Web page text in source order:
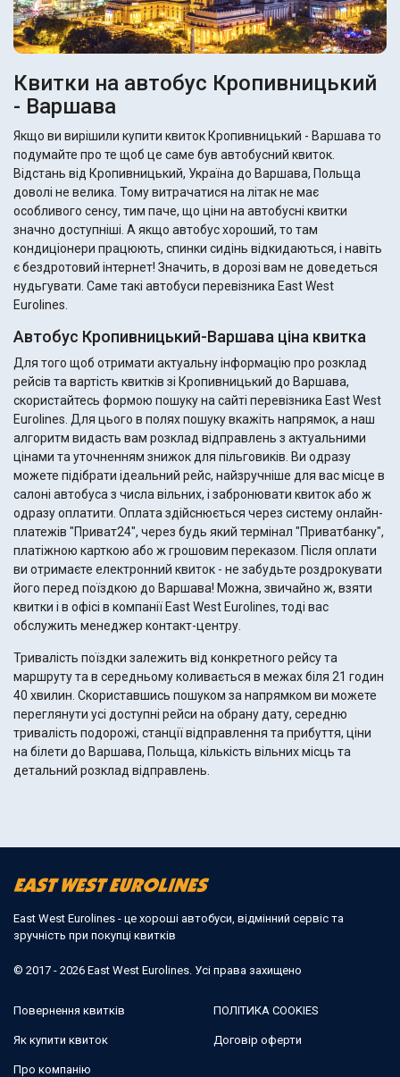
Квитки на автобус Кропивницький
- Варшава
Якщо ви вирішили купити квиток Кропивницький - Варшава то
подумайте про те щоб це саме був автобусний квиток.
Відстань від Кропивницький, Україна до Варшава, Польща
доволі не велика. Тому витрачатися на літак не має
особливого сенсу, тим паче, що ціни на автобусні квитки
значно доступніші. А якщо автобус хороший, то там
кондиціонери працюють, спинки сидінь відкидаються, і навіть
є бездротовий інтернет! Значить, в дорозі вам не доведеться
нудьгувати. Саме такі автобуси перевізника East West
Eurolines.
Автобус Кропивницький-Варшава ціна квитка
Для того щоб отримати актуальну інформацію про розклад
рейсів та вартість квитків зі Кропивницький до Варшава,
скористайтесь формою пошуку на сайті перевізника East West
Eurolines. Для цього в полях пошуку вкажіть напрямок, а наш
алгоритм видасть вам розклад відправлень з актуальними
цінами та уточненням знижок для пільговиків. Ви одразу
можете підібрати ідеальний рейс, найзручніше для вас місце в
салоні автобуса з числа вільних, і забронювати квиток або ж
одразу оплатити. Оплата здійснюється через систему онлайн-
платежів "Приват24", через будь який термінал "Приватбанку",
платіжною карткою або ж грошовим переказом. Після оплати
ви отримаєте електронний квиток - не забудьте роздрокувати
його перед поїздкою до Варшава! Можна, звичайно ж, взяти
квитки і в офісі в компанії East West Eurolines, тоді вас
обслужить менеджер контакт-центру.
Тривалість поїздки залежить від конкретного рейсу та
маршруту та в середньому коливається в межах біля 21 годин
40 хвилин. Скориставшись пошуком за напрямком ви можете
переглянути усі доступні рейси на обрану дату, середню
тривалість подорожі, станції відправлення та прибуття, ціни
на білети до Варшава, Польща, кількість вільних місць та
детальний розклад відправлень.
East West Eurolines - це хороші автобуси, відмінний сервіс та
зручність при покупці квитків
© 2017 - 2026 East West Eurolines. Усі права захищено
Повернення квитків
Як купити квиток
Про компанію
ПОЛІТИКА COOKIES
Договір оферти